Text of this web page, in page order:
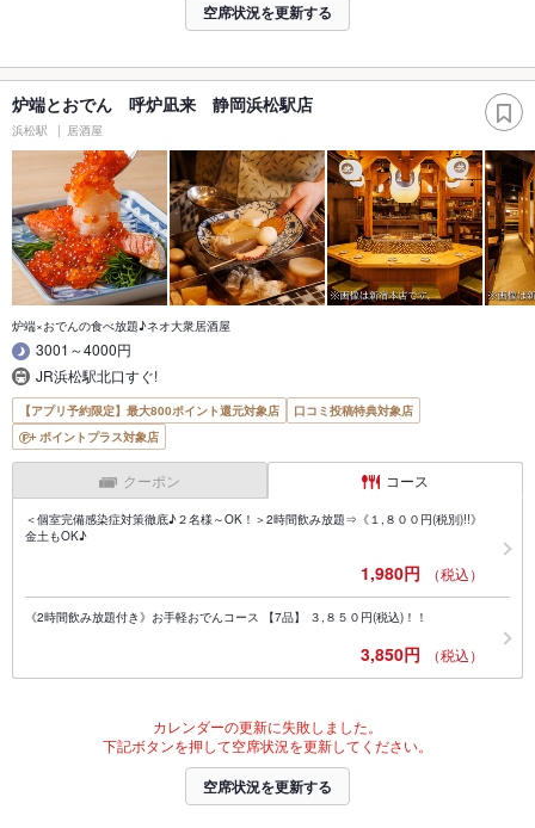
空席状況を更新する
炉端とおでん 呼炉凪来 静岡浜松駅店
浜松駅 居酒屋
炉端×おでんの食べ放題♪ネオ大衆居酒屋
3001～4000円
JR浜松駅北口すぐ!
【アプリ予約限定】最大800ポイント還元対象店
口コミ投稿特典対象店
ポイントプラス対象店
クーポン コース
＜個室完備感染症対策徹底♪２名様～OK！＞2時間飲み放題⇒《１,８００円(税別)!!》
金土もOK♪
1,980円 （税込）
《2時間飲み放題付き》お手軽おでんコース 【7品】 ３,８５０円(税込)！！
3,850円 （税込）
カレンダーの更新に失敗しました。
下記ボタンを押して空席状況を更新してください。
空席状況を更新する